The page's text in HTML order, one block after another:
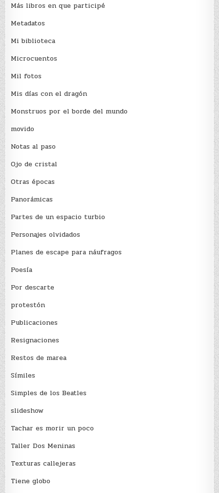
Más libros en que participé
Metadatos
Mi biblioteca
Microcuentos
Mil fotos
Mis días con el dragón
Monstruos por el borde del mundo
movido
Notas al paso
Ojo de cristal
Otras épocas
Panorámicas
Partes de un espacio turbio
Personajes olvidados
Planes de escape para náufragos
Poesía
Por descarte
protestón
Publicaciones
Resignaciones
Restos de marea
Sí­miles
Simples de los Beatles
slideshow
Tachar es morir un poco
Taller Dos Meninas
Texturas callejeras
Tiene globo